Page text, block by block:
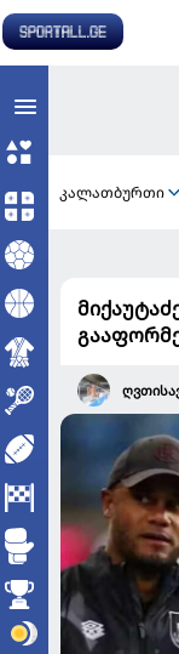
კალათბურთი